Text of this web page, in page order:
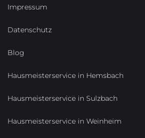
Impressum
Datenschutz
Blog
Hausmeisterservice in Hemsbach
Hausmeisterservice in Sulzbach
Hausmeisterservice in Weinheim